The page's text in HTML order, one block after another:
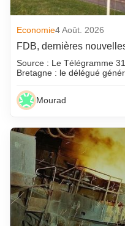
Economie4 Août. 2026
FDB, dernières
Source : Le Télégramme
Bretagne : le délégué
Mourad